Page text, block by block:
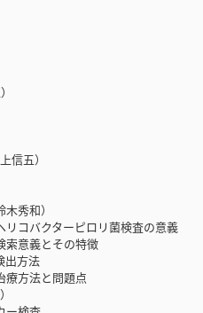
五）
秀和）
コバクターピロリ菌検査の意義
意義とその特徴
方法
方法と問題点